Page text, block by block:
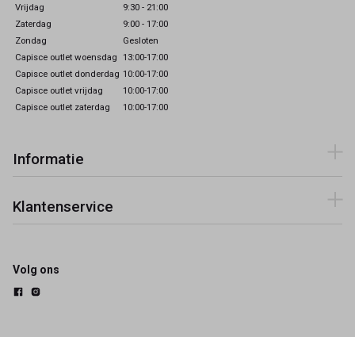
Vrijdag
9:30 - 21:00
Zaterdag
9:00 - 17:00
Zondag
Gesloten
Capisce outlet woensdag 13:00-17:00
Capisce outlet donderdag 10:00-17:00
Capisce outlet vrijdag
10:00-17:00
Capisce outlet zaterdag
10:00-17:00
Informatie
Klantenservice
Volg ons